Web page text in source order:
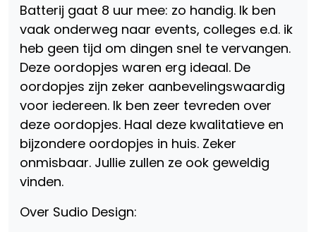
Batterij gaat 8 uur mee: zo handig. Ik ben
vaak onderweg naar events, colleges e.d. ik
heb geen tijd om dingen snel te vervangen.
Deze oordopjes waren erg ideaal. De
oordopjes zijn zeker aanbevelingswaardig
voor iedereen. Ik ben zeer tevreden over
deze oordopjes. Haal deze kwalitatieve en
bijzondere oordopjes in huis. Zeker
onmisbaar. Jullie zullen ze ook geweldig
vinden.
Over Sudio Design: